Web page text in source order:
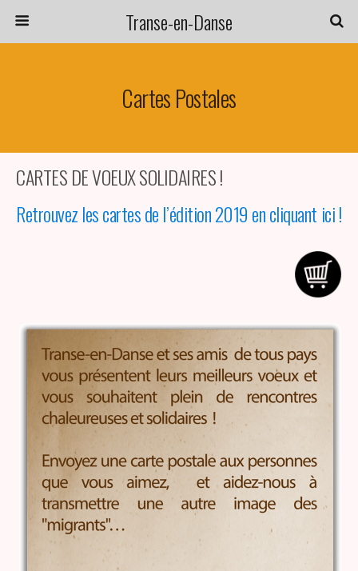
Transe-en-Danse
Cartes Postales
CARTES DE VOEUX SOLIDAIRES !
Retrouvez les cartes de l’édition 2019 en cliquant ici !